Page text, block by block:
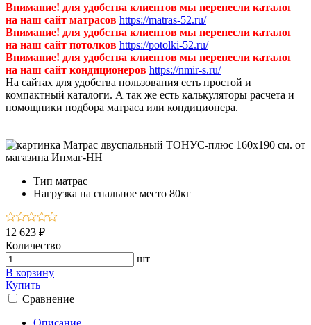
Внимание! для удобства клиентов мы перенесли каталог
на наш сайт матрасов https://matras-52.ru/
Внимание! для удобства клиентов мы перенесли каталог
на наш сайт потолков https://potolki-52.ru/
Внимание! для удобства клиентов мы перенесли каталог
на наш сайт кондиционеров https://nmir-s.ru/
На сайтах для удобства пользования есть простой и
компактный каталоги. А так же есть калькуляторы расчета и
помощники подбора матраса или кондиционера.
Тип матрас
Нагрузка на спальное место 80кг
12 623 ₽
Количество
шт
В корзину
Купить
Сравнение
Описание